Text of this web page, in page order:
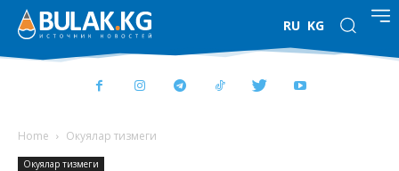
RU KG
Home Окуялар тизмеги
Окуялар тизмеги